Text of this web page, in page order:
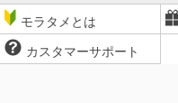
モラタメとは
カスタマーサポート